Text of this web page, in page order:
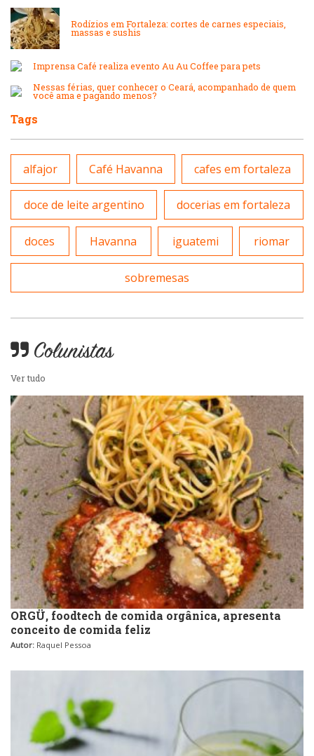
Padarias e Confeitarias
Peixes e Frutos do Mar
Pizzarias
Portuguesa
Self-service
Sobremesas e sorvetes
Padarias e Confeitarias
Peixes e Frutos do Mar
Portuguesa
Sobremesas e sorvetes
Variados
Rodízios em Fortaleza: cortes de carnes especiais,
massas e sushis
Imprensa Café realiza evento Au Au Coffee para pets
Nessas férias, quer conhecer o Ceará, acompanhado de quem
você ama e pagando menos?
Tags
alfajor Café Havanna cafes em fortaleza
doce de leite argentino docerias em fortaleza
doces Havanna iguatemi riomar
sobremesas
Colunistas
Ver tudo
ORGÜ, foodtech de comida orgânica, apresenta
conceito de comida feliz
Autor: Raquel Pessoa